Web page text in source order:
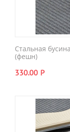
Стальная
(фешн)
330.00 Р